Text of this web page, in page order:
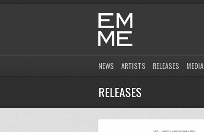
NEWS ARTISTS RELEASES MEDIA
RELEASES